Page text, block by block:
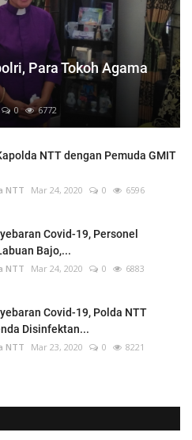
Para Tokoh Agama
0 6772
NTT dengan Pemuda GMIT
NTT Mar 24, 2020 0 6596
Covid-19, Personel
Bajo,...
NTT Mar 24, 2020 0 6883
Covid-19, Polda NTT
Disinfektan...
NTT Mar 23, 2020 0 8221